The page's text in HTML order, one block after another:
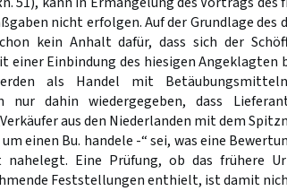
nicht erfolgen. Auf der Grundlage
kein Anhalt dafür, dass sich der
einer Einbindung des hiesigen Angeklagten
als Handel mit
nur dahin wiedergegeben, dass
aus den Niederlanden mit dem
einen Bu. handele -“ sei, was eine
nahelegt. Eine Prüfung, ob das frühere
Feststellungen enthielt, ist damit